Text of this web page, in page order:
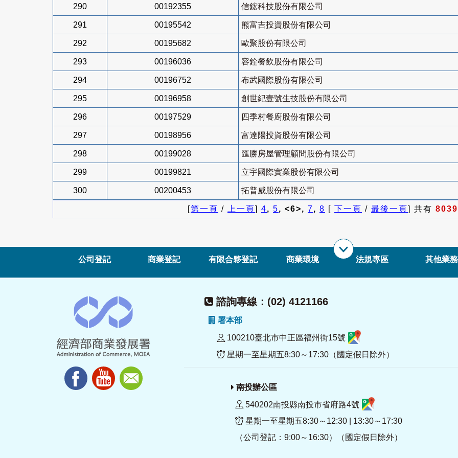
290 00192355 信鋐科技股份有限公司
291 00195542 熊富吉投資股份有限公司
292 00195682 歐聚股份有限公司
293 00196036 容銓餐飲股份有限公司
294 00196752 布武國際股份有限公司
295 00196958 創世紀壹號生技股份有限公司
296 00197529 四季村餐廚股份有限公司
297 00198956 富達陽投資股份有限公司
298 00199028 匯勝房屋管理顧問股份有限公司
299 00199821 立宇國際實業股份有限公司
300 00200453 拓普威股份有限公司
[第一頁 / 上一頁] 4, 5, <6>, 7, 8 [ 下一頁 / 最後一頁] 共有 8039
公司登記 商業登記 有限合夥登記 商業環境 法規專區 其他業務
諮詢專線：(02) 4121166
署本部
100210臺北市中正區福州街15號
星期一至星期五8:30～17:30（國定假日除外）
南投辦公區
540202南投縣南投市省府路4號
星期一至星期五8:30～12:30 | 13:30～17:30
（公司登記：9:00～16:30）（國定假日除外）